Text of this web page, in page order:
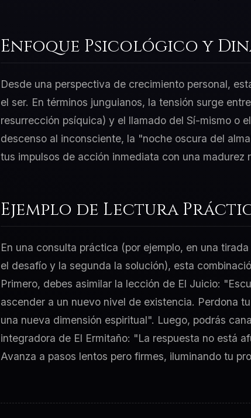
Enfoque Psicológico y
Desde una perspectiva de crecimiento personal,
el ser. En términos junguianos, la tensión surge
resurrección psíquica) y el llamado del Sí-mismo o
descenso al inconsciente, la "noche oscura del
tus impulsos de acción inmediata con una
Ejemplo de Lectura
En una consulta práctica (por ejemplo, en una
el desafío y la segunda la solución), esta
Primero, debes asimilar la lección de El Juicio:
ascender a un nuevo nivel de existencia. Perdona
una nueva dimensión espiritual". Luego, podrás
integradora de El Ermitaño: "La respuesta no está
Avanza a pasos lentos pero firmes, iluminando tu